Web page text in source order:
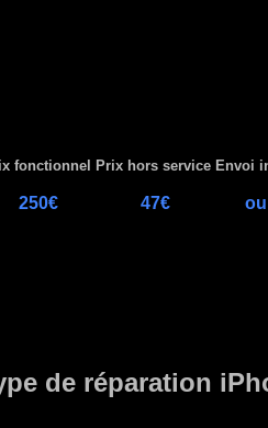
fonctionnel Prix hors service Envoi
250€ 47€
de réparation